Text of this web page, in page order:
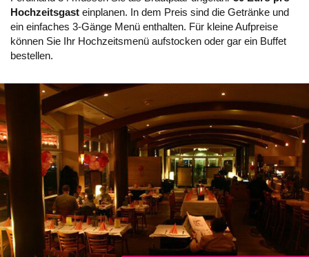
Hochzeitsgast einplanen. In dem Preis sind die Getränke und
ein einfaches 3-Gänge Menü enthalten. Für kleine Aufpreise
können Sie Ihr Hochzeitsmenü aufstocken oder gar ein Buffet
bestellen.